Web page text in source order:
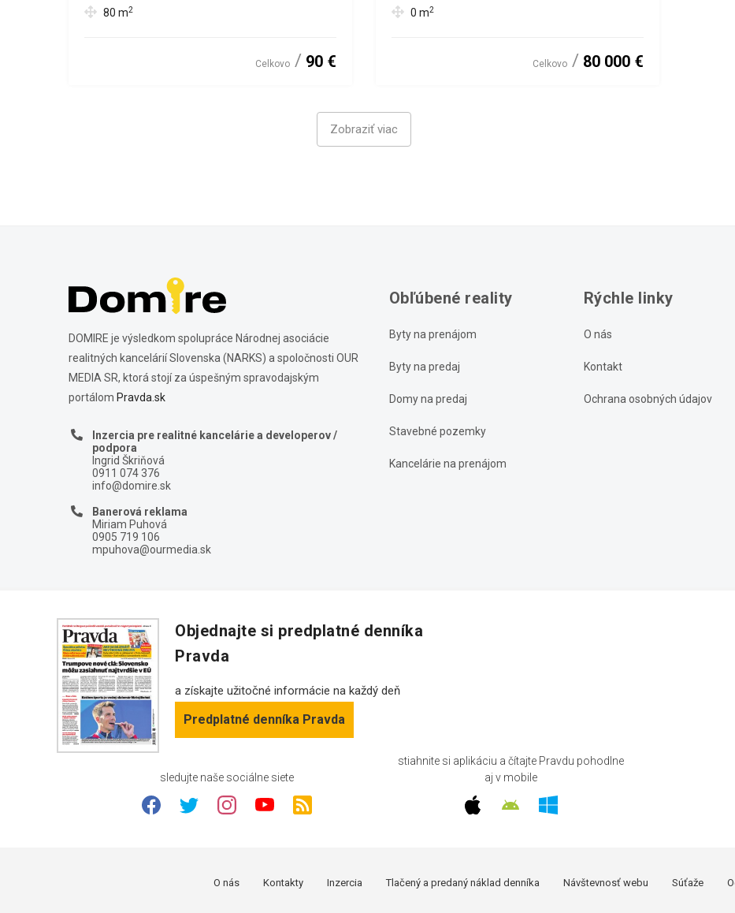
80 m2
Celkovo 90 €
0 m2
Celkovo 80 000 €
Zobraziť viac
DOMIRE je výsledkom spolupráce Národnej asociácie
realitných kancelárií Slovenska (NARKS) a spoločnosti OUR
MEDIA SR, ktorá stojí za úspešným spravodajským
portálom Pravda.sk
Inzercia pre realitné kancelárie a developerov /
podpora
Ingrid Škriňová
0911 074 376
info@domire.sk
Banerová reklama
Miriam Puhová
0905 719 106
mpuhova@ourmedia.sk
Obľúbené reality
Byty na prenájom
Byty na predaj
Domy na predaj
Stavebné pozemky
Kancelárie na prenájom
Rýchle linky
O nás
Kontakt
Ochrana osobných údajov
Objednajte si predplatné denníka
Pravda
a získajte užitočné informácie na každý deň
Predplatné denníka Pravda
sledujte naše sociálne siete
stiahnite si aplikáciu a čítajte Pravdu pohodlne
aj v mobile
O nás Kontakty Inzercia Tlačený a predaný náklad denníka Návštevnosť webu Súťaže